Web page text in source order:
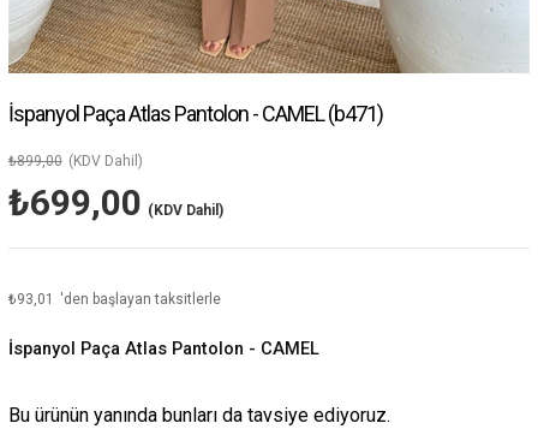
İspanyol Paça Atlas Pantolon - CAMEL(b471)
₺899,00 (KDV Dahil)
₺699,00 (KDV Dahil)
₺93,01 'den başlayan taksitlerle
İspanyol Paça Atlas Pantolon - CAMEL
Bu ürünün yanında bunları da tavsiye ediyoruz.